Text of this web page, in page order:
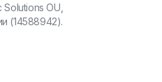
OU,
(14588942).